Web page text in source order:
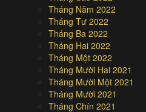
Tháng Năm 2022
Tháng Tư 2022
Tháng Ba 2022
Tháng Hai 2022
Tháng Một 2022
Tháng Mười Hai 2021
Tháng Mười Một 2021
Tháng Mười 2021
Tháng Chín 2021